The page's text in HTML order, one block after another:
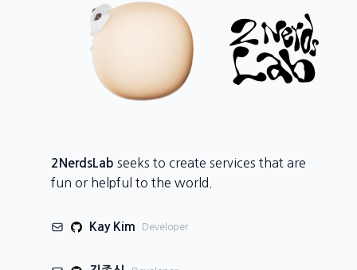
2NerdsLab seeks to create services that are
fun or helpful to the world.
Kay Kim Developer